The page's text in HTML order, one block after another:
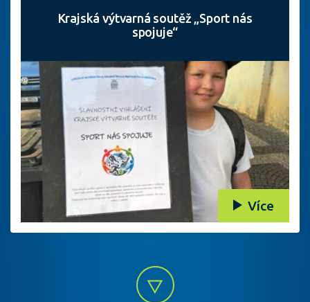
Krajská výtvarná soutěž „Sport nás
spojuje“
Více